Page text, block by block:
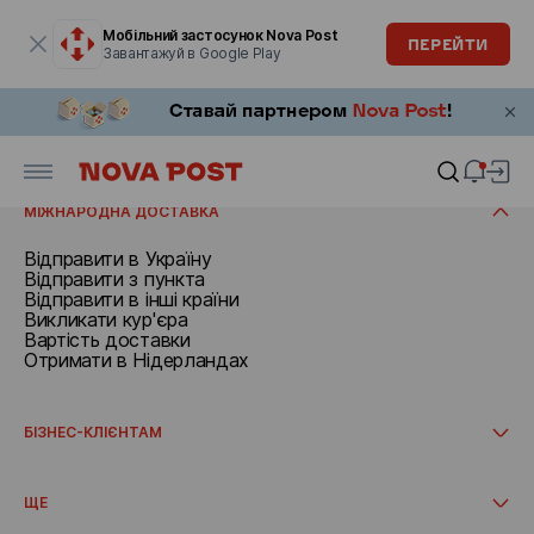
Мобільний застосунок Nova Post
Завантажуй в Google Play
ПЕРЕЙТИ
Документи та посилки до 30 кг
Викликати кур’єра
Відправити з пункта
Вартість доставки
ОТРИМАТИ
Отримати в Нідерландах
Отримати в пункті
МІЖНАРОДНА ДОСТАВКА
Відправити в Україну
Відправити з пункта
Відправити в інші країни
Викликати кур'єра
Вартість доставки
Отримати в Нідерландах
БІЗНЕС-КЛІЄНТАМ
Міжнародна доставка
ЩЕ